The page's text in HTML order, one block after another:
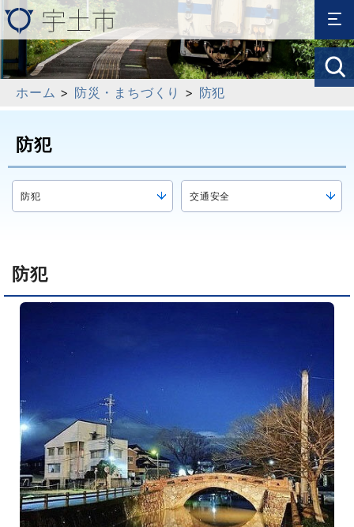
ホーム > 防災・まちづくり > 防犯
防犯
防犯 交通安全
防犯